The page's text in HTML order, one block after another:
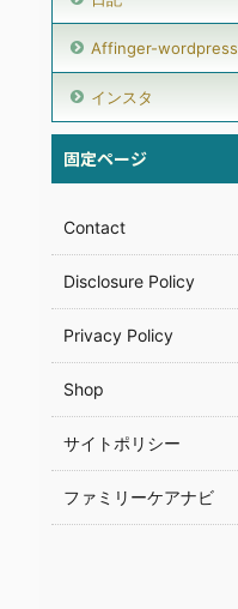
Affinger-wordpress
インスタ
固定ページ
Contact
Disclosure Policy
Privacy Policy
Shop
サイトポリシー
ファミリーケアナビ